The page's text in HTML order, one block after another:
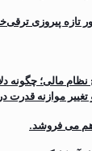
تازه پیروزی
نظام مالی؛ چگونه
موازنه قدرت
هم می فروشد.